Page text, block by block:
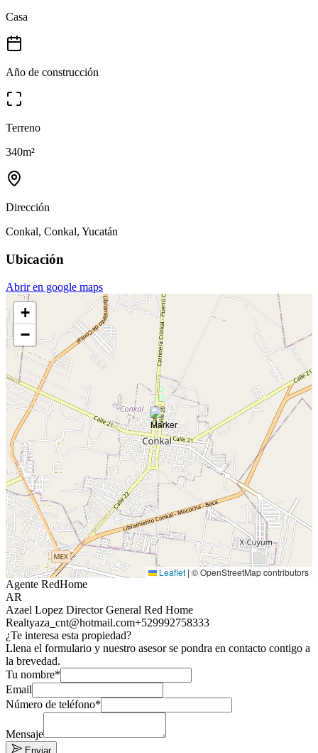
Casa
Año de construcción
Terreno
340m²
Dirección
Conkal, Conkal, Yucatán
Ubicación
Abrir en google maps
+
−
Leaflet | © OpenStreetMap contributors
Agente RedHome
AR
Azael Lopez Director General Red Home
Realtyaza_cnt@hotmail.com+529992758333
¿Te interesa esta propiedad?
Llena el formulario y nuestro asesor se pondra en contacto contigo a
la brevedad.
Tu nombre*
Email
Número de teléfono*
Mensaje
Enviar